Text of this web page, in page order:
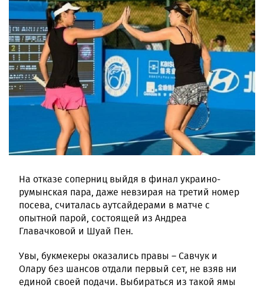
На отказе соперниц выйдя в финал украино-
румынская пара, даже невзирая на третий номер
посева, считалась аутсайдерами в матче с
опытной парой, состоящей из Андреа
Главачковой и Шуай Пен.
Увы, букмекеры оказались правы – Савчук и
Олару без шансов отдали первый сет, не взяв ни
единой своей подачи. Выбираться из такой ямы